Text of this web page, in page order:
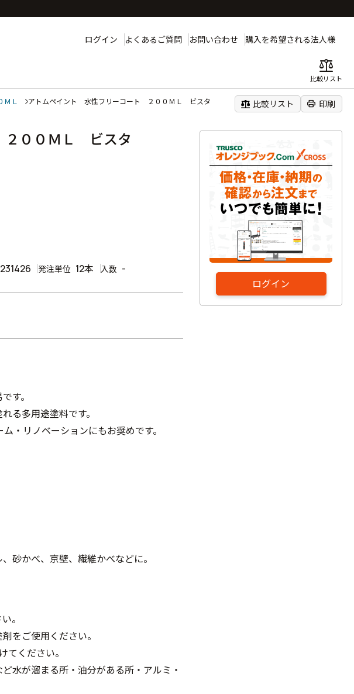
ログイン よくあるご質問 お問い合わせ 購入を希望される法人様
balance
比較リスト
ＭＬ アトムペイント 水性フリーコート ２００ＭＬ ビスタ balance 比較リスト print 印刷
ログイン
２００ＭＬ ビスタ
発注単位 12本 入数 -
す。
る多用途塗料です。
・リノベーションにもお奨めです。
砂かべ、京壁、繊維かべなどに。
。
をご使用ください。
てください。
水が溜まる所・油分がある所・アルミ・